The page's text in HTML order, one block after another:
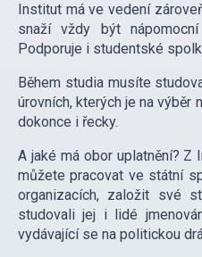
Institut má ve vedení
snaží vždy být
Podporuje i studentské
Během studia musíte
úrovních, kterých je na
dokonce i řecky.
A jaké má obor uplatnění?
můžete pracovat ve státní
organizacích, založit své
studovali jej i lidé
vydávající se na politickou